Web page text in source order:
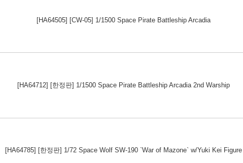
[HA64505] [CW-05] 1/1500 Space Pirate Battleship Arcadia
[HA64712] [한정판] 1/1500 Space Pirate Battleship Arcadia 2nd Warship
[HA64785] [한정판] 1/72 Space Wolf SW-190 `War of Mazone` w/Yuki Kei Figure